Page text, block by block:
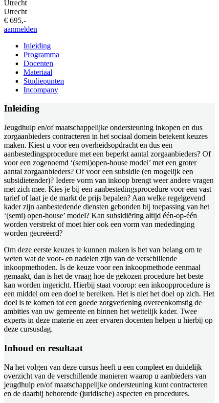
Utrecht
Utrecht
€ 695,-
aanmelden
Inleiding
Programma
Docenten
Materiaal
Studiepunten
Incompany
Inleiding
Jeugdhulp en/of maatschappelijke ondersteuning inkopen en dus
zorgaanbieders contracteren in het sociaal domein betekent keuzes
maken. Kiest u voor een overheidsopdracht en dus een
aanbestedingsprocedure met een beperkt aantal zorgaanbieders? Of
voor een zogenoemd ‘(semi)open-house model’ met een groter
aantal zorgaanbieders? Of voor een subsidie (en mogelijk een
subsidietender)? Iedere vorm van inkoop brengt weer andere vragen
met zich mee. Kies je bij een aanbestedingsprocedure voor een vast
tarief of laat je de markt de prijs bepalen? Aan welke regelgevend
kader zijn aanbestedende diensten gebonden bij toepassing van het
‘(semi) open-house’ model? Kan subsidiëring altijd één-op-één
worden verstrekt of moet hier ook een vorm van mededinging
worden gecreëerd?
Om deze eerste keuzes te kunnen maken is het van belang om te
weten wat de voor- en nadelen zijn van de verschillende
inkoopmethoden. Is de keuze voor een inkoopmethode eenmaal
gemaakt, dan is het de vraag hoe de gekozen procedure het beste
kan worden ingericht. Hierbij staat voorop: een inkoopprocedure is
een middel om een doel te bereiken. Het is niet het doel op zich. Het
doel is te komen tot een goede zorgverlening overeenkomstig de
ambities van uw gemeente en binnen het wettelijk kader. Twee
experts in deze materie en zeer ervaren docenten helpen u hierbij op
deze cursusdag.
Inhoud en resultaat
Na het volgen van deze cursus heeft u een compleet en duidelijk
overzicht van de verschillende manieren waarop u aanbieders van
jeugdhulp en/of maatschappelijke ondersteuning kunt contracteren
en de daarbij behorende (juridische) aspecten en procedures.